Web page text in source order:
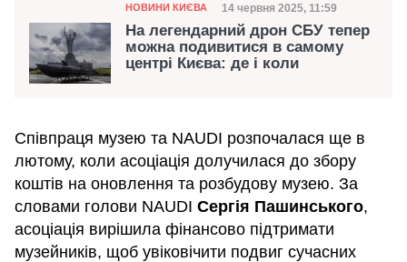
Категорія
НОВИНИ КИЄВА Дата публікації
14 червня 2025, 11:59
На легендарний дрон СБУ тепер
можна подивитися в самому
центрі Києва: де і коли
Співпраця музею та NAUDI розпочалася ще в
лютому, коли асоціація долучилася до збору
коштів на оновлення та розбудову музею. За
словами голови NAUDI Сергія Пашинського,
асоціація вирішила фінансово підтримати
музейників, щоб увіковічити подвиг сучасних